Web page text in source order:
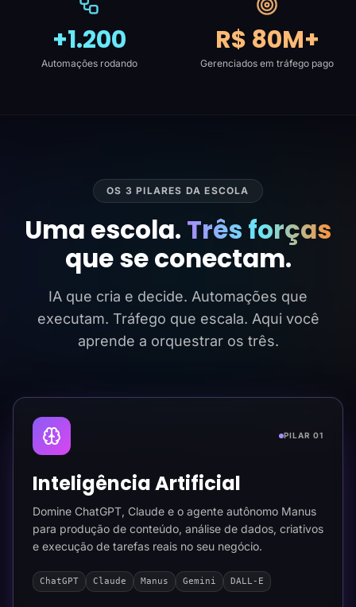
+1.200
Automações rodando
R$ 80M+
Gerenciados em tráfego pago
OS 3 PILARES DA ESCOLA
Uma escola. Três forças
que se conectam.
IA que cria e decide. Automações que
executam. Tráfego que escala. Aqui você
aprende a orquestrar os três.
PILAR 01
Inteligência Artificial
Domine ChatGPT, Claude e o agente autônomo Manus
para produção de conteúdo, análise de dados, criativos
e execução de tarefas reais no seu negócio.
ChatGPT Claude Manus Gemini DALL-E